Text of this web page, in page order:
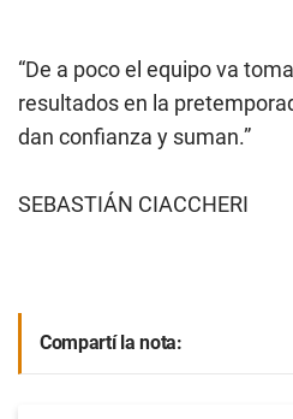
“De a poco el equipo va
resultados en la
dan confianza y suman.”
SEBASTIÁN CIACCHERI
Compartí la nota: